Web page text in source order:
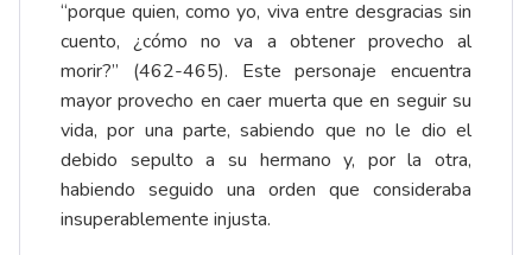
“porque quien, como yo, viva entre desgracias sin
cuento, ¿cómo no va a obtener provecho al
morir?” (462-465). Este personaje encuentra
mayor provecho en caer muerta que en seguir su
vida, por una parte, sabiendo que no le dio el
debido sepulto a su hermano y, por la otra,
habiendo seguido una orden que consideraba
insuperablemente injusta.